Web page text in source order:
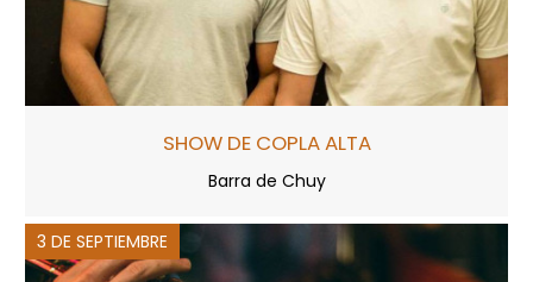
SHOW DE COPLA ALTA
Barra de Chuy
3 DE SEPTIEMBRE